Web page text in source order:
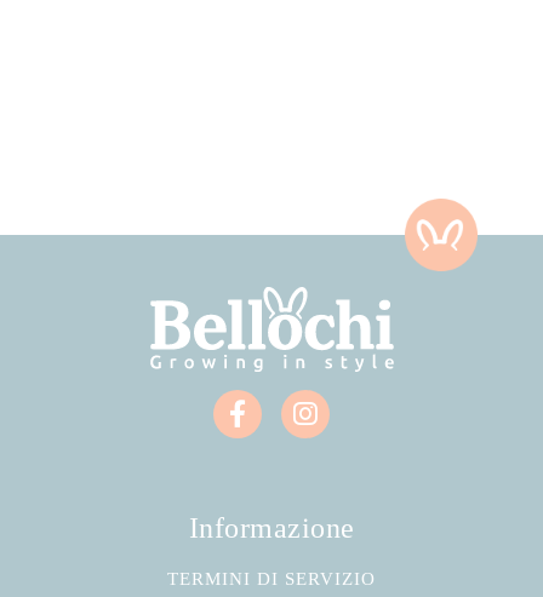
Informazione
TERMINI DI SERVIZIO